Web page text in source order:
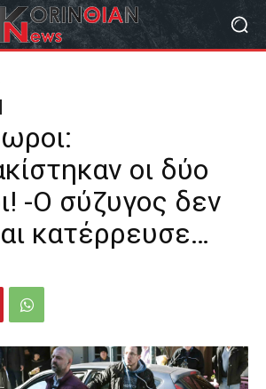
οι δύο
-Ο σύζυγος δεν
κατέρρευσε…